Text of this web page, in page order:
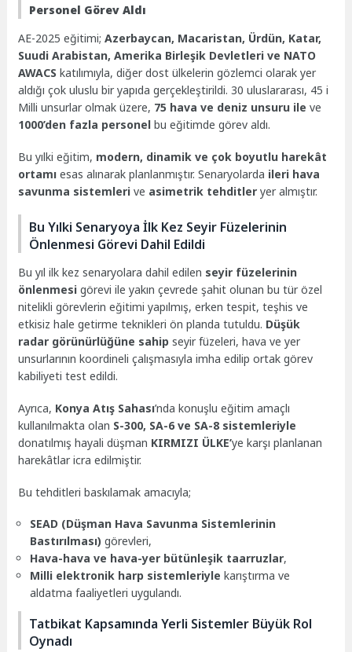
Personel Görev Aldı
AE-2025 eğitimi;Azerbaycan, Macaristan, Ürdün, Katar,
Suudi Arabistan, Amerika Birleşik Devletleri ve NATO
AWACS katılımıyla, diğer dost ülkelerin gözlemci olarak yer
aldığı çok uluslu bir yapıda gerçekleştirildi. 30 uluslararası, 45 i
Milli unsurlar olmak üzere, 75 hava ve deniz unsuru ile ve
1000’den fazla personel bu eğitimde görev aldı.
Bu yılki eğitim, modern, dinamik ve çok boyutlu harekât
ortamı esas alınarak planlanmıştır. Senaryolarda ileri hava
savunma sistemleri ve asimetrik tehditler yer almıştır.
Bu Yılki Senaryoya İlk Kez Seyir Füzelerinin
Önlenmesi Görevi Dahil Edildi
Bu yıl ilk kez senaryolara dahil edilen seyir füzelerinin
önlenmesi görevi ile yakın çevrede şahit olunan bu tür özel
nitelikli görevlerin eğitimi yapılmış, erken tespit, teşhis ve
etkisiz hale getirme teknikleri ön planda tutuldu. Düşük
radar görünürlüğüne sahip seyir füzeleri, hava ve yer
unsurlarının koordineli çalışmasıyla imha edilip ortak görev
kabiliyeti test edildi.
Ayrıca, Konya Atış Sahası’nda konuşlu eğitim amaçlı
kullanılmakta olan S-300, SA-6 ve SA-8 sistemleriyle
donatılmış hayali düşman KIRMIZI ÜLKE’ye karşı planlanan
harekâtlar icra edilmiştir.
Bu tehditleri baskılamak amacıyla;
SEAD (Düşman Hava Savunma Sistemlerinin
Bastırılması) görevleri,
Hava-hava ve hava-yer bütünleşik taarruzlar,
Milli elektronik harp sistemleriyle karıştırma ve
aldatma faaliyetleri uygulandı.
Tatbikat Kapsamında Yerli Sistemler Büyük Rol
Oynadı